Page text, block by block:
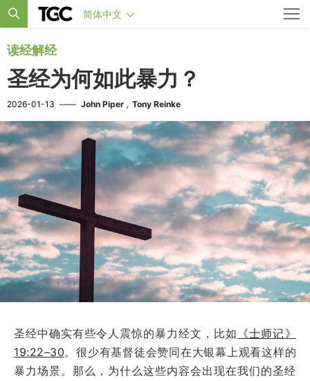
简体中文
读经解经
圣经为何如此暴力？
2026-01-13 —— John Piper , Tony Reinke
圣经中确实有些令人震惊的暴力经文，比如 《士师记》
19:22–30。很少有基督徒会赞同在大银幕上观看这样的
暴力场景。那么，为什么这些内容会出现在我们的圣经